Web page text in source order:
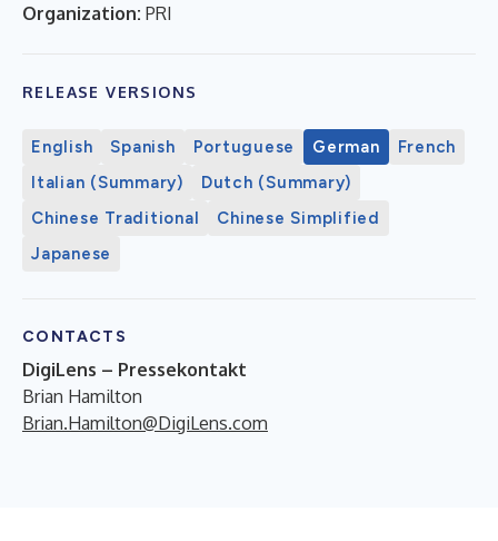
Organization: PRI
RELEASE VERSIONS
English Spanish Portuguese German
French
Italian (Summary)
Dutch (Summary)
Chinese Traditional
Chinese Simplified
Japanese
CONTACTS
DigiLens – Pressekontakt
Brian Hamilton
Brian.Hamilton@DigiLens.com